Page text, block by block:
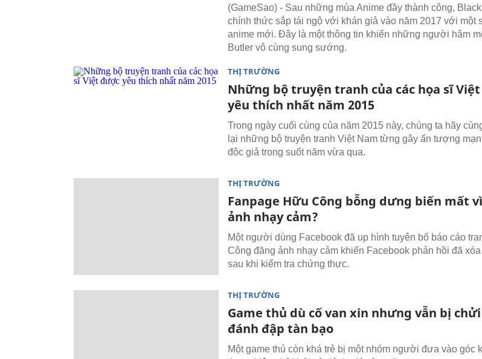
(GameSao) - Sau những mùa Anime đầy thành công,
chính thức sắp tái ngộ với khán giả vào năm 2017 với một
anime mới. Đây là một thông tin khiến những người hâm
Butler vô cùng sung sướng.
THỊ TRƯỜNG
Những bộ truyện tranh của các họa sĩ
yêu thích nhất năm 2015
Trong ngày cuối cùng của năm 2015 này, chúng ta hãy
lại những bộ truyện tranh Việt Nam từng gây ấn tượng
độc giả trong suốt năm vừa qua.
THỊ TRƯỜNG
Fanpage Hữu Công bỗng dưng biến mất
ảnh nhạy cảm?
Một người dùng Facebook đã up hình tuyên bố báo cáo
Công đăng ảnh nhạy cảm khiến Facebook phản hồi đã
sau khi kiểm tra chứng thực.
THỊ TRƯỜNG
Game thủ dù cố van xin nhưng vẫn bị
đánh đập tàn bạo
Một game thủ còn khá trẻ bị một nhóm người đưa vào góc